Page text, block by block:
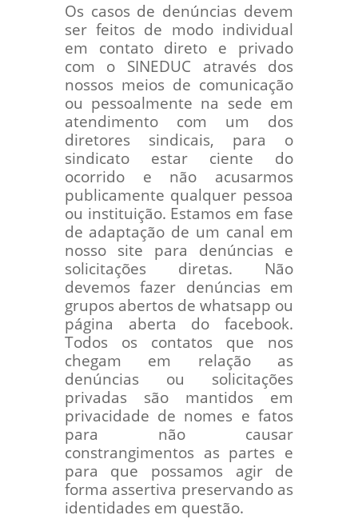
Os casos de denúncias devem
ser feitos de modo individual
em contato direto e privado
com o SINEDUC através dos
nossos meios de comunicação
ou pessoalmente na sede em
atendimento com um dos
diretores sindicais, para o
sindicato estar ciente do
ocorrido e não acusarmos
publicamente qualquer pessoa
ou instituição. Estamos em fase
de adaptação de um canal em
nosso site para denúncias e
solicitações diretas. Não
devemos fazer denúncias em
grupos abertos de whatsapp ou
página aberta do facebook.
Todos os contatos que nos
chegam em relação as
denúncias ou solicitações
privadas são mantidos em
privacidade de nomes e fatos
para não causar
constrangimentos as partes e
para que possamos agir de
forma assertiva preservando as
identidades em questão.